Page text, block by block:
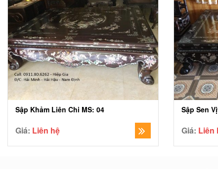
Sập Khảm Liên Chi MS: 04
Giá: Liên hệ
Sập Sen
Giá: Liên